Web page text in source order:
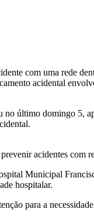
com uma rede
acidental
último domingo 5,
acidentes com
Municipal
hospitalar.
para a